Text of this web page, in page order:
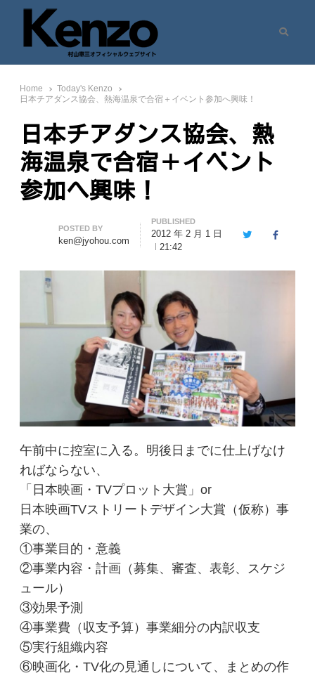
七転八起 – 村山憲三 Official Site
村山憲三ウェブサイト
Home
Today's Kenzo
日本チアダンス協会、熱海温泉で合宿＋イベント参加へ興味！
日本チアダンス協会、熱
海温泉で合宿＋イベント
参加へ興味！
Author
POSTED BY
ken@jyohou.com
PUBLISHED
2012 年 2 月 1 日
21:42
TwitterFacebook
午前中に控室に入る。明後日までに仕上げなけ
ればならない、
「日本映画・TVプロット大賞」or
日本映画TVストリートデザイン大賞（仮称）事
業の、
①事業目的・意義
②事業内容・計画（募集、審査、表彰、スケジ
ュール）
③効果予測
④事業費（収支予算）事業細分の内訳収支
⑤実行組織内容
⑥映画化・TV化の見通しについて、まとめの作